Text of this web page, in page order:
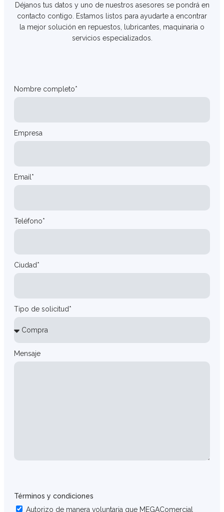
Déjanos tus datos y uno de nuestros asesores se pondrá en
contacto contigo. Estamos listos para ayudarte a encontrar
la mejor solución en repuestos, lubricantes, maquinaria o
servicios especializados.
Nombre completo*
Empresa
Email*
Teléfono*
Ciudad*
Tipo de solicitud*
Mensaje
Términos y condiciones
Autorizo de manera voluntaria que MEGAComercial